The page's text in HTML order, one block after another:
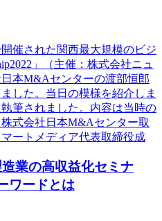
催された関西最大規模のビジ
」（主催：株式会社ニュ
本M&Aセンターの渡部恒郎
した。当日の模様を紹介しま
筆されました。内容は当時の
式会社日本M&Aセンター取
ートメディア代表取締役成
造業の高収益化セミナ
ワードとは